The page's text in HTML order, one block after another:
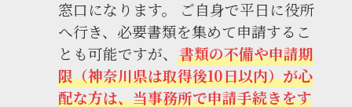
窓口になります。 ご自身で平日に役所
へ行き、必要書類を集めて申請するこ
とも可能ですが、書類の不備や申請期
限（神奈川県は取得後10日以内）が心
配な方は、当事務所で申請手続きをす